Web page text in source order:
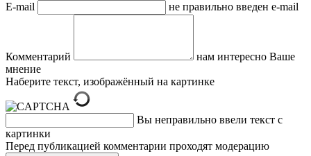
E-mail
не правильно введен e-mail
Комментарий
нам интересно Ваше
мнение
Наберите текст, изображённый на картинке
Вы неправильно ввели текст с
картинки
Перед публикацией комментарии проходят модерацию